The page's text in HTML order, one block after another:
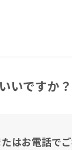
いですか？
はお電話で